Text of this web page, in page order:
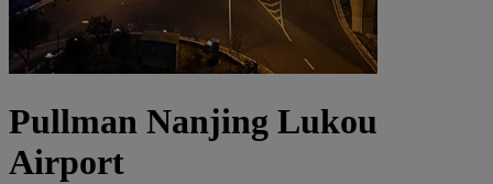
Pullman Nanjing Lukou
Airport